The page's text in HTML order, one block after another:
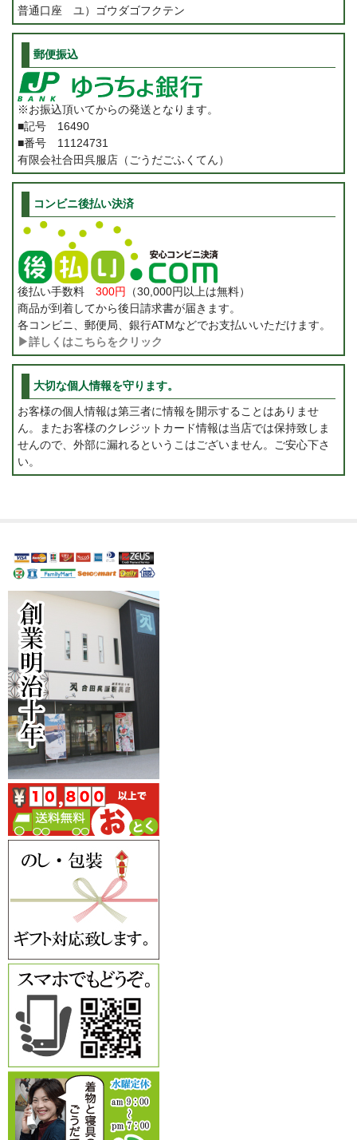
普通口座 ユ）ゴウダゴフクテン
郵便振込
※お振込頂いてからの発送となります。
■記号 16490
■番号 11124731
有限会社合田呉服店（ごうだごふくてん）
コンビニ後払い決済
後払い手数料 300円
（30,000円以上は無料）
商品が到着してから後日請求書が届きます。
各コンビニ、郵便局、銀行ATMなどでお支払いいただけます。
▶詳しくはこちらをクリック
大切な個人情報を守ります。
お客様の個人情報は第三者に情報を開示することはありませ
ん。またお客様のクレジットカード情報は当店では保持致しま
せんので、外部に漏れるというこはございません。ご安心下さ
い。